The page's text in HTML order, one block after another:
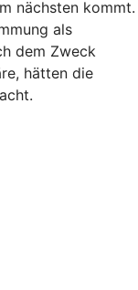
nächsten kommt.
als
dem Zweck
hätten die